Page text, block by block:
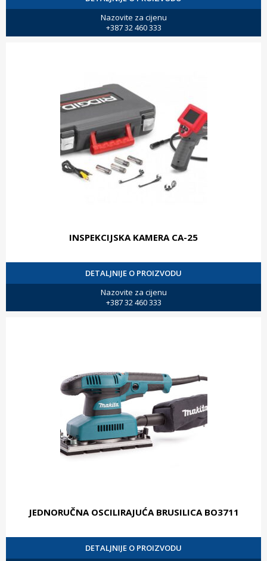
Nazovite za cijenu
+387 32 460 333
INSPEKCIJSKA KAMERA CA-25
DETALJNIJE O PROIZVODU
Nazovite za cijenu
+387 32 460 333
JEDNORUČNA OSCILIRAJUĆA BRUSILICA BO3711
DETALJNIJE O PROIZVODU